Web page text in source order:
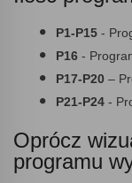
P1-P15 -
P16 -
P17-P20 –
P21-P24 -
Oprócz
programu